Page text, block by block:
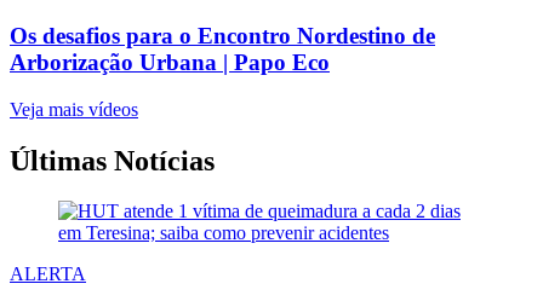
Os desafios para o Encontro Nordestino de
Arborização Urbana | Papo Eco
Veja mais vídeos
Últimas Notícias
ALERTA